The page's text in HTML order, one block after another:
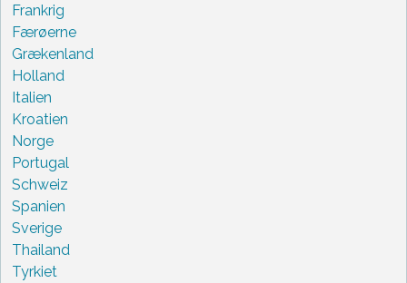
Frankrig
Færøerne
Grækenland
Holland
Italien
Kroatien
Norge
Portugal
Schweiz
Spanien
Sverige
Thailand
Tyrkiet